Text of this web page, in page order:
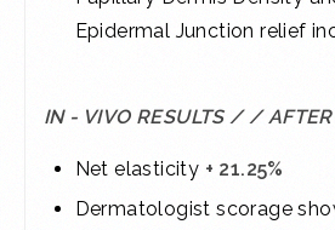
Epidermal Junction relief
IN - VIVO RESULTS / / AFTER
Net elasticity + 21.25%
Dermatologist scorage